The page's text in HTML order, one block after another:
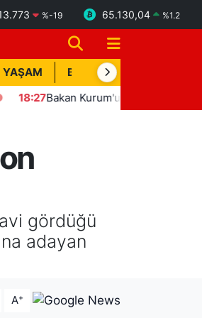
%-19 65.130,04 %1.2
YAŞAM BİK İLAN
Bakan Kurum'un katılımıyla
gördüğü
adayan
A+